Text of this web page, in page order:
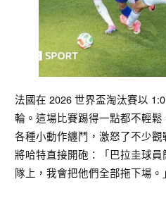
法國在 2026 世界盃淘汰賽以
輪。這場比賽踢得一點都不輕
各種小動作纏鬥，激怒了不少
將哈特直接開砲：「巴拉圭球
隊上，我會把他們全部拖下場。」